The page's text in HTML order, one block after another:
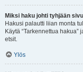
Miksi haku johti tyhjään
Hakusi palautti liian monta
Käytä “Tarkennettua
etsit.
Ylös